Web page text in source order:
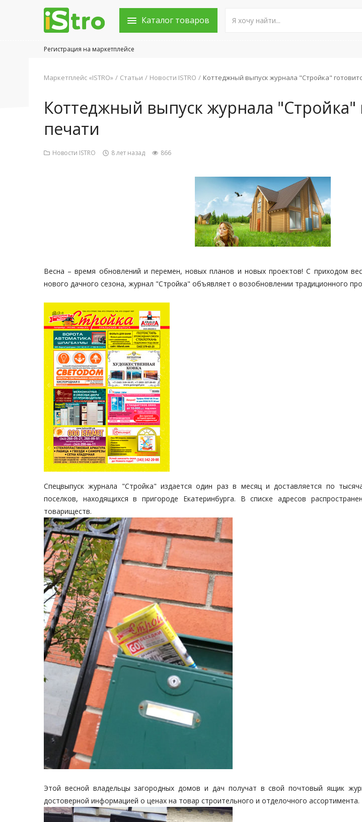
Каталог товаров
Регистрация на маркетплейсе
Маркетплейс «ISTRO» Статьи Новости ISTRO Коттеджный выпуск журнала "Стройка"
Коттеджный выпуск журнала "Стройка"
печати
Новости ISTRO 8 лет назад 866
Весна – время обновлений и перемен, новых планов и новых проектов! С приходом
нового дачного сезона, журнал "Стройка" объявляет о возобновлении традиционного
Спецвыпуск журнала "Стройка" издается один раз в месяц и доставляется по
поселков, находящихся в пригороде Екатеринбурга. В списке адресов
товариществ.
Этой весной владельцы загородных домов и дач получат в свой почтовый ящик
достоверной информацией о ценах на товар строительного и отделочного ассортимента.